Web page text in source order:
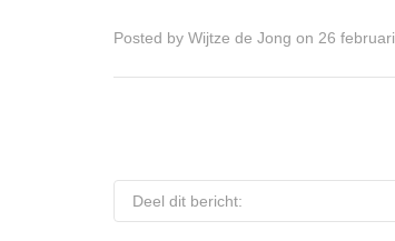
Posted by Wijtze de Jong on 26
Deel dit bericht: